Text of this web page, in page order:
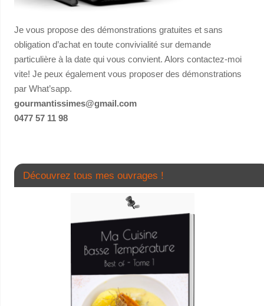
Je vous propose des démonstrations gratuites et sans
obligation d’achat en toute convivialité sur demande
particulière à la date qui vous convient. Alors contactez-moi
vite! Je peux également vous proposer des démonstrations
par What’sapp.
gourmantissimes@gmail.com
0477 57 11 98
Découvrez tous mes ouvrages !